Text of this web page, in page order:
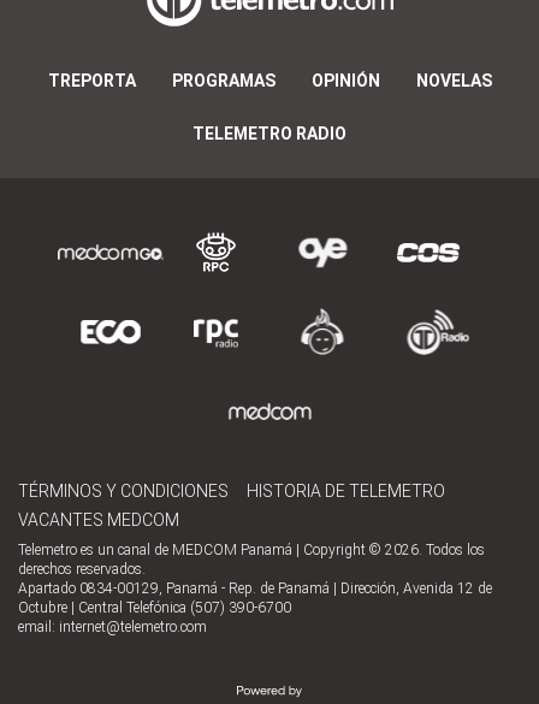
TREPORTA PROGRAMAS OPINIÓN NOVELAS
TELEMETRO RADIO
TÉRMINOS Y CONDICIONES
HISTORIA DE TELEMETRO
VACANTES MEDCOM
Telemetro es un canal de MEDCOM Panamá | Copyright © 2026. Todos los
derechos reservados.
Apartado 0834-00129, Panamá - Rep. de Panamá | Dirección, Avenida 12 de
Octubre | Central Telefónica (507) 390-6700
email: internet@telemetro.com